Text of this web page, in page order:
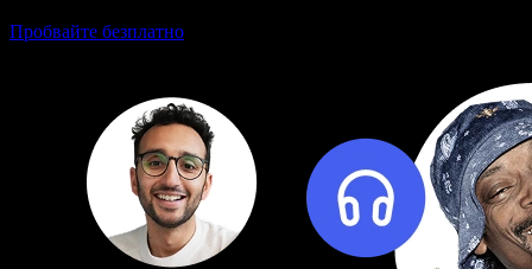
Пробвайте безплатно